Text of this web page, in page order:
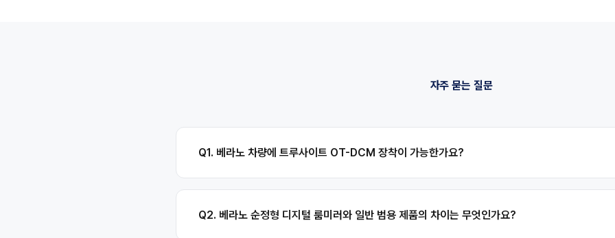
자주 묻는 질문
Q1. 베라노 차량에 트루사이트 OT-DCM 장착이 가능한가요?
Q2. 베라노 순정형 디지털 룸미러와 일반 범용 제품의 차이는 무엇인가요?